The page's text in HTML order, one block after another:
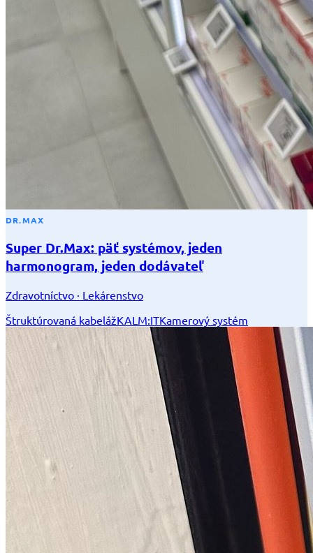
DR.MAX
Super Dr.Max: päť systémov, jeden
harmonogram, jeden dodávateľ
Zdravotníctvo · Lekárenstvo
Štruktúrovaná kabelážKALM:ITKamerový systém